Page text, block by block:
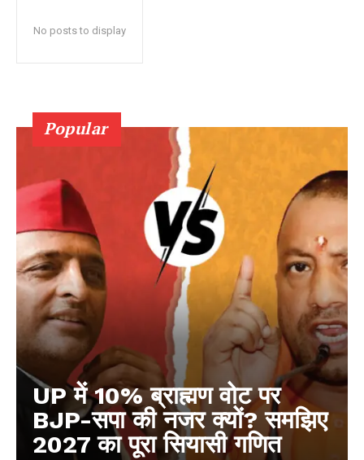
No posts to display
Popular
UP में 10% ब्राह्मण वोट पर
BJP-सपा की नजर क्यों? समझिए
2027 का पूरा सियासी गणित